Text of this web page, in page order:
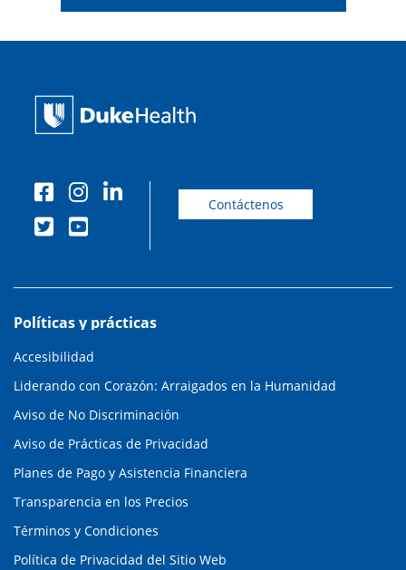
Contáctenos
Políticas y prácticas
Accesibilidad
Liderando con Corazón: Arraigados en la Humanidad
Aviso de No Discriminación
Aviso de Prácticas de Privacidad
Planes de Pago y Asistencia Financiera
Transparencia en los Precios
Términos y Condiciones
Política de Privacidad del Sitio Web